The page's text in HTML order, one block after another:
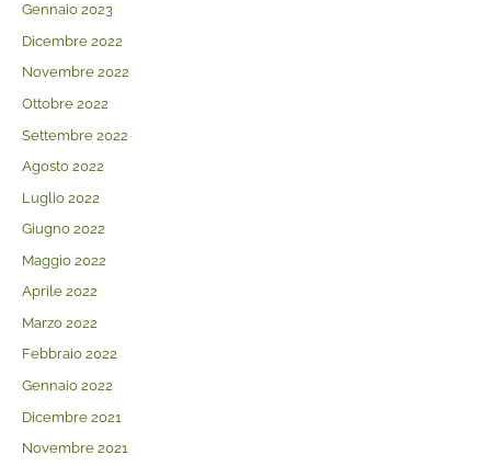
Gennaio 2023
Dicembre 2022
Novembre 2022
Ottobre 2022
Settembre 2022
Agosto 2022
Luglio 2022
Giugno 2022
Maggio 2022
Aprile 2022
Marzo 2022
Febbraio 2022
Gennaio 2022
Dicembre 2021
Novembre 2021